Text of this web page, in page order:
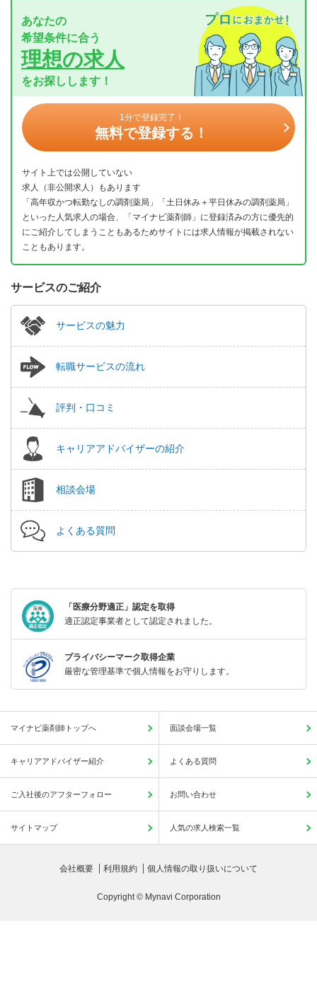
あなたの
希望条件に合う
理想の求人
をお探しします！
1分で登録完了！
無料で登録する！
サイト上では公開していない
求人（非公開求人）もあります
「高年収かつ転勤なしの調剤薬局」「土日休み＋平日休みの調剤薬局」
といった人気求人の場合、「マイナビ薬剤師」に登録済みの方に優先的
にご紹介してしまうこともあるためサイトには求人情報が掲載されない
こともあります。
サービスのご紹介
サービスの魅力
転職サービスの流れ
評判・口コミ
キャリアアドバイザーの紹介
相談会場
よくある質問
「医療分野適正」認定を取得
適正認定事業者として認定されました。
プライバシーマーク取得企業
厳密な管理基準で個人情報をお守りします。
マイナビ薬剤師トップへ 面談会場一覧
キャリアアドバイザー紹介 よくある質問
ご入社後のアフターフォロー お問い合わせ
サイトマップ 人気の求人検索一覧
会社概要 利用規約 個人情報の取り扱いについて
Copyright © Mynavi Corporation